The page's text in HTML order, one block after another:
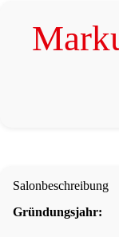
Salonbeschreibung
Gründungsjahr: